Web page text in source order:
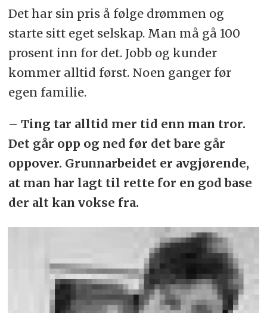
Det har sin pris å følge drømmen og
starte sitt eget selskap. Man må gå 100
prosent inn for det. Jobb og kunder
kommer alltid først. Noen ganger før
egen familie.
– Ting tar alltid mer tid enn man tror.
Det går opp og ned før det bare går
oppover. Grunnarbeidet er avgjørende,
at man har lagt til rette for en god base
der alt kan vokse fra.